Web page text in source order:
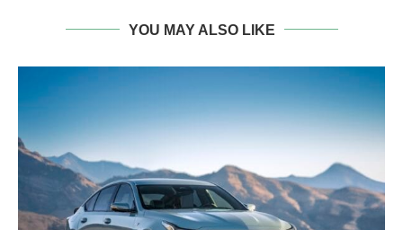
YOU MAY ALSO LIKE